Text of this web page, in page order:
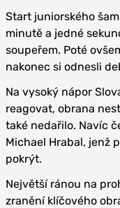
Start juniorského
minutě a jedné
soupeřem. Poté
nakonec si odnesli
Na vysoký nápor
reagovat, obrana
také nedařilo. Navíc
Michael Hrabal, jenž
pokrýt.
Největší ránou na
zranění klíčového